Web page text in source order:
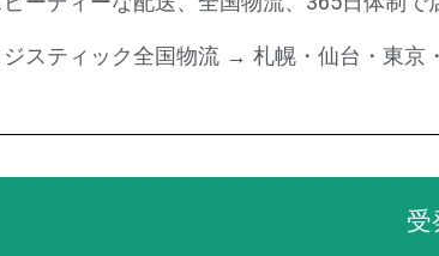
ジスティック全国物流 → 札幌・仙台・東京
受